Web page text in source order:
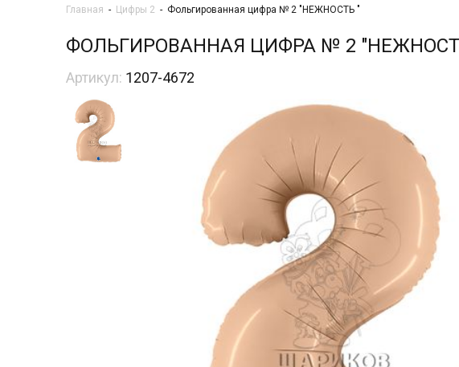
Главная - Цифры 2 - Фольгированная цифра № 2 "НЕЖНОСТЬ "
ФОЛЬГИРОВАННАЯ ЦИФРА № 2
Артикул: 1207-4672